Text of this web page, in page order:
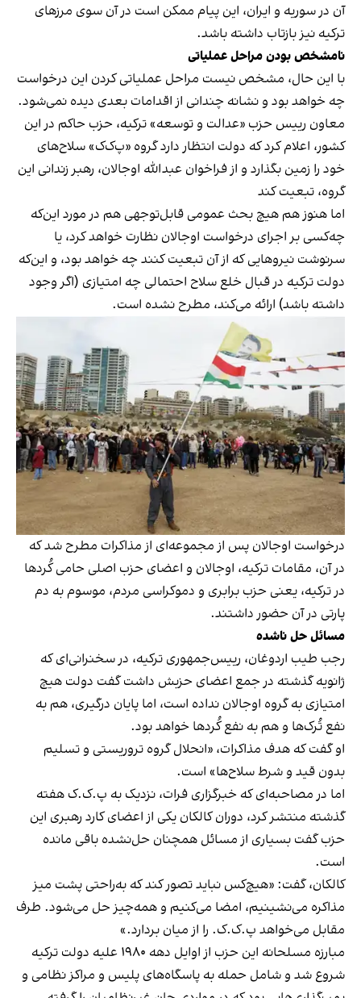
آن در سوریه و ایران، این پیام ممکن است در آن سوی مرزهای
ترکیه نیز بازتاب داشته باشد.
نامشخص بودن مراحل عملیاتی
با این حال، مشخص نیست مراحل عملیاتی کردن این درخواست
چه خواهد بود و نشانه چندانی از اقدامات بعدی دیده نمی‌شود.
معاون رییس حزب «عدالت و توسعه» ترکیه،‌ حزب حاکم در این
کشور، اعلام کرد که دولت انتظار دارد گروه «پ‌ک‌ک» سلاح‌های
خود را زمین بگذارد و از فراخوان عبدالله اوجالان، رهبر زندانی این
گروه، تبعیت کند
اما هنوز هم هیچ بحث عمومی قابل‌توجهی هم در مورد این‌که
چه‌کسی بر اجرای درخواست اوجالان نظارت خواهد کرد، یا
سرنوشت نیروهایی که از آن تبعیت کنند چه خواهد بود، و این‌که
دولت ترکیه در قبال خلع سلاح احتمالی چه امتیازی (اگر وجود
داشته باشد) ارائه می‌کند، مطرح نشده است.
درخواست اوجالان پس از مجموعه‌ای از مذاکرات مطرح شد که
در آن، مقامات ترکیه، اوجالان و اعضای حزب اصلی حامی کُردها
در ترکیه، یعنی حزب برابری و دموکراسی مردم، موسوم به دم‌
پارتی در آن حضور داشتند.
مسائل حل ناشده
رجب طیب اردوغان، رییس‌جمهوری ترکیه، در سخنرانی‌ای که
ژانویه گذشته در جمع اعضای حزبش داشت گفت دولت هیچ
امتیازی به گروه اوجالان نداده است، اما پایان درگیری، هم به
نفع تُرک‌ها و هم به نفع کُردها خواهد بود.
او گفت که هدف مذاکرات، «انحلال گروه تروریستی و تسلیم
بدون قید و شرط سلاح‌ها» است.
اما در مصاحبه‌ای که خبرگزاری فرات، نزدیک به پ.ک.ک هفته
گذشته منتشر کرد، دوران کالکان یکی از اعضای کارد رهبری این
حزب گفت بسیاری از مسائل همچنان حل‌نشده باقی مانده
است.
کالکان، گفت: «هیچ‌کس نباید تصور کند که به‌راحتی پشت میز
مذاکره می‌نشینیم، امضا می‌کنیم و همه‌چیز حل می‌شود. طرف
مقابل می‌خواهد پ.ک.ک. را از میان بردارد.»
مبارزه مسلحانه این حزب از اوایل دهه ۱۹۸۰ علیه دولت ترکیه
شروع شد و شامل حمله به پاسگاه‌های پلیس و مراکز نظامی و